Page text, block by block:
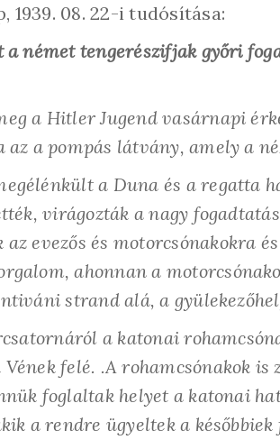
1939. 08. 22-i tudósítása:
a német tengerészifjak győri
a Hitler Jugend vasárnapi
a pompás látvány, amely a
a Duna és a regatta
virágozták a nagy
evezős és motorcsónakokra
ahonnan a
strand alá, a
a katonai
felé. .A rohamcsónakok is
foglaltak helyet a katonai
a rendre ügyeltek a későbbiek